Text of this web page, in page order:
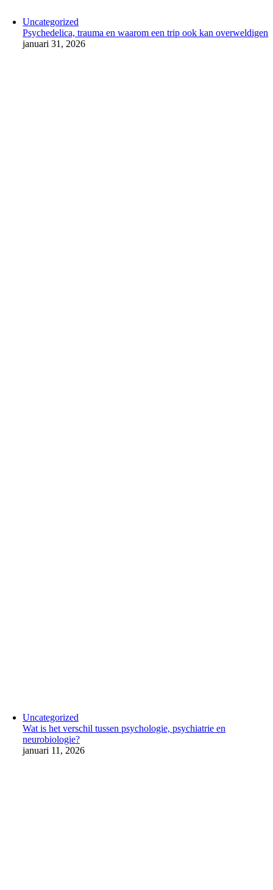
Uncategorized
Psychedelica, trauma en waarom een trip ook kan overweldigen
januari 31, 2026
Uncategorized
Wat is het verschil tussen psychologie, psychiatrie en
neurobiologie?
januari 11, 2026